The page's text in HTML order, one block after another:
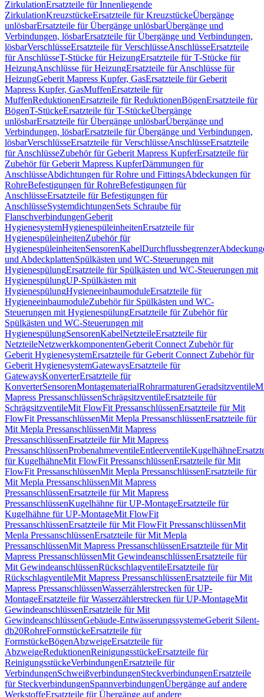
ZirkulationErsatzteile für Innenliegende
ZirkulationKreuzstückeErsatzteile für KreuzstückeÜbergänge
unlösbarErsatzteile für Übergänge unlösbarÜbergänge und
Verbindungen, lösbarErsatzteile für Übergänge und Verbindungen,
lösbarVerschlüsseErsatzteile für VerschlüsseAnschlüsseErsatzteile
für AnschlüsseT-Stücke für HeizungErsatzteile für T-Stücke für
HeizungAnschlüsse für HeizungErsatzteile für Anschlüsse für
HeizungGeberit Mapress Kupfer, GasErsatzteile für Geberit
Mapress Kupfer, GasMuffenErsatzteile für
MuffenReduktionenErsatzteile für ReduktionenBögenErsatzteile für
BögenT-StückeErsatzteile für T-StückeÜbergänge
unlösbarErsatzteile für Übergänge unlösbarÜbergänge und
Verbindungen, lösbarErsatzteile für Übergänge und Verbindungen,
lösbarVerschlüsseErsatzteile für VerschlüsseAnschlüsseErsatzteile
für AnschlüsseZubehör für Geberit Mapress KupferErsatzteile für
Zubehör für Geberit Mapress KupferDämmungen für
AnschlüsseAbdichtungen für Rohre und FittingsAbdeckungen für
RohreBefestigungen für RohreBefestigungen für
AnschlüsseErsatzteile für Befestigungen für
AnschlüsseSystemdichtungenSets Schraube für
FlanschverbindungenGeberit
HygienesystemHygienespüleinheitenErsatzteile für
HygienespüleinheitenZubehör für
HygienespüleinheitenSensorenKabelDurchflussbegrenzer
und AbdeckplattenSpülkästen und WC-Steuerungen mit
HygienespülungErsatzteile für Spülkästen und WC-Steuerungen mit
HygienespülungUP-Spülkästen mit
HygienespülungHygieneeinbaumoduleErsatzteile für
HygieneeinbaumoduleZubehör für Spülkästen und WC-
Steuerungen mit HygienespülungErsatzteile für Zubehör für
Spülkästen und WC-Steuerungen mit
HygienespülungSensorenKabelNetzteileErsatzteile für
NetzteileNetzwerkkomponentenGeberit Connect Zubehör für
Geberit HygienesystemErsatzteile für Geberit Connect Zubehör für
Geberit HygienesystemGatewaysErsatzteile für
GatewaysKonverterErsatzteile für
KonverterSensorenMontagematerialRohrarmaturenGeradsitzventile
Mapress PressanschlüssenSchrägsitzventileErsatzteile für
SchrägsitzventileMit FlowFit PressanschlüssenErsatzteile für Mit
FlowFit PressanschlüssenMit Mepla PressanschlüssenErsatzteile für
Mit Mepla PressanschlüssenMit Mapress
PressanschlüssenErsatzteile für Mit Mapress
PressanschlüssenProbenahmeventileEntleerventileKugelhähne
für KugelhähneMit FlowFit PressanschlüssenErsatzteile für Mit
FlowFit PressanschlüssenMit Mepla PressanschlüssenErsatzteile für
Mit Mepla PressanschlüssenMit Mapress
PressanschlüssenErsatzteile für Mit Mapress
PressanschlüssenKugelhähne für UP-MontageErsatzteile für
Kugelhähne für UP-MontageMit FlowFit
PressanschlüssenErsatzteile für Mit FlowFit PressanschlüssenMit
Mepla PressanschlüssenErsatzteile für Mit Mepla
PressanschlüssenMit Mapress PressanschlüssenErsatzteile für Mit
Mapress PressanschlüssenMit GewindeanschlüssenErsatzteile für
Mit GewindeanschlüssenRückschlagventileErsatzteile für
RückschlagventileMit Mapress PressanschlüssenErsatzteile für Mit
Mapress PressanschlüssenWasserzählerstrecken für UP-
MontageErsatzteile für Wasserzählerstrecken für UP-MontageMit
GewindeanschlüssenErsatzteile für Mit
GewindeanschlüssenGebäude-EntwässerungssystemeGeberit Silent-
db20RohreFormstückeErsatzteile für
FormstückeBögenAbzweigeErsatzteile für
AbzweigeReduktionenReinigungsstückeErsatzteile für
ReinigungsstückeVerbindungenErsatzteile für
VerbindungenSchweißverbindungenSteckverbindungenErsatzteile
für SteckverbindungenSpannverbindungenÜbergänge auf andere
WerkstoffeErsatzteile für Übergänge auf andere